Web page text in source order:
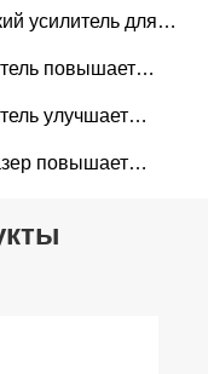
усилитель для
повышает
улучшает
повышает